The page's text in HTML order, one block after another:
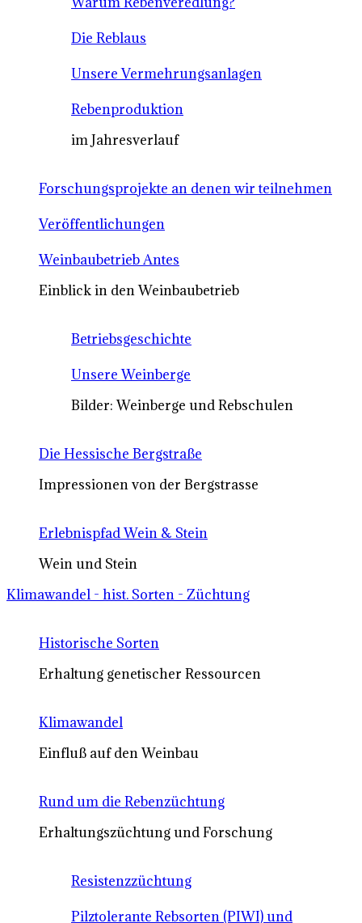
Die Reblaus
Unsere Vermehrungsanlagen
Rebenproduktion
im Jahresverlauf
Forschungsprojekte an denen wir teilnehmen
Veröffentlichungen
Weinbaubetrieb Antes
Einblick in den Weinbaubetrieb
Betriebsgeschichte
Unsere Weinberge
Bilder: Weinberge und Rebschulen
Die Hessische Bergstraße
Impressionen von der Bergstrasse
Erlebnispfad Wein & Stein
Wein und Stein
Klimawandel - hist. Sorten - Züchtung
Historische Sorten
Erhaltung genetischer Ressourcen
Klimawandel
Einfluß auf den Weinbau
Rund um die Rebenzüchtung
Erhaltungszüchtung und Forschung
Resistenzzüchtung
Pilztolerante Rebsorten (PIWI) und